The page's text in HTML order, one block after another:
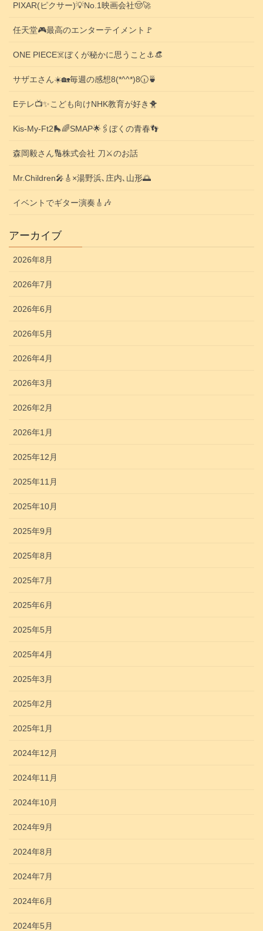
PIXAR(ピクサー)💡No.1映画会社🤠🚀
任天堂🎮️最高のエンターテイメント🚩
ONE PIECE☠️ぼくが秘かに思うこと⚓️👒
サザエさん☀️🏡毎週の感想8(*^^*)8🕡️🍵
Eテレ📺️✨こども向けNHK教育が好き🐥
Kis-My-Ft2🛼🌈SMAP🌟🖇️ぼくの青春👣
森岡毅さん🔢株式会社 刀⚔️のお話
Mr.Children🎤🎸×湯野浜､庄内､山形🌅
イベントでギター演奏🎸🎶
アーカイブ
2026年8月
2026年7月
2026年6月
2026年5月
2026年4月
2026年3月
2026年2月
2026年1月
2025年12月
2025年11月
2025年10月
2025年9月
2025年8月
2025年7月
2025年6月
2025年5月
2025年4月
2025年3月
2025年2月
2025年1月
2024年12月
2024年11月
2024年10月
2024年9月
2024年8月
2024年7月
2024年6月
2024年5月